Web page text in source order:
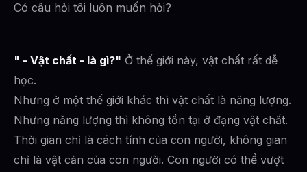
Có câu hỏi tôi luôn muốn hỏi?
" - Vật chất - là gì?" Ở thế giới này, vật chất rất dễ
học.
Nhưng ở một thế giới khác thì vật chất là năng lượng.
Nhưng năng lượng thì không tồn tại ở đạng vật chất.
Thời gian chỉ là cách tính của con người, không gian
chỉ là vật cản của con người. Con người có thể vượt